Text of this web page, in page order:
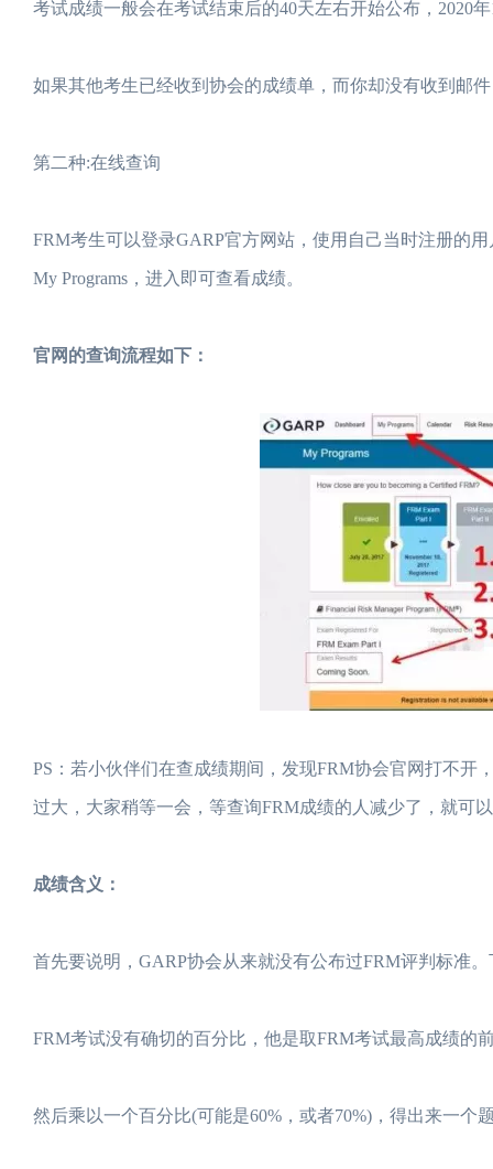
考试成绩一般会在考试结束后的40天左右开始公布，2020
如果其他考生已经收到协会的成绩单，而你却没有收到邮
第二种:在线查询
FRM考生可以登录GARP官方网站，使用自己当时注册的
My Programs，进入即可查看成绩。
官网的查询流程如下：
PS：若小伙伴们在查成绩期间，发现FRM协会官网打不
过大，大家稍等一会，等查询FRM成绩的人减少了，就可
成绩含义：
首先要说明，GARP协会从来就没有公布过FRM评判标准
FRM考试没有确切的百分比，他是取FRM考试最高成绩的
然后乘以一个百分比(可能是60%，或者70%)，得出来一个